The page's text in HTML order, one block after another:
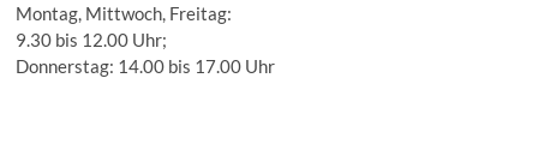
Montag, Mittwoch, Freitag:
9.30 bis 12.00 Uhr;
Donnerstag: 14.00 bis 17.00 Uhr